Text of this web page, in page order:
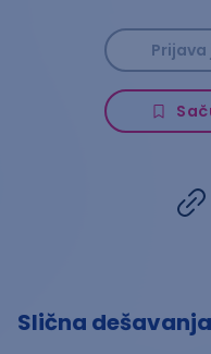
Slična dešavanja